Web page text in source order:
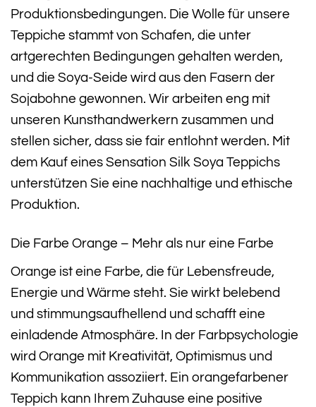
Produktionsbedingungen. Die Wolle für unsere
Teppiche stammt von Schafen, die unter
artgerechten Bedingungen gehalten werden,
und die Soya-Seide wird aus den Fasern der
Sojabohne gewonnen. Wir arbeiten eng mit
unseren Kunsthandwerkern zusammen und
stellen sicher, dass sie fair entlohnt werden. Mit
dem Kauf eines Sensation Silk Soya Teppichs
unterstützen Sie eine nachhaltige und ethische
Produktion.
Die Farbe Orange – Mehr als nur eine Farbe
Orange ist eine Farbe, die für Lebensfreude,
Energie und Wärme steht. Sie wirkt belebend
und stimmungsaufhellend und schafft eine
einladende Atmosphäre. In der Farbpsychologie
wird Orange mit Kreativität, Optimismus und
Kommunikation assoziiert. Ein orangefarbener
Teppich kann Ihrem Zuhause eine positive